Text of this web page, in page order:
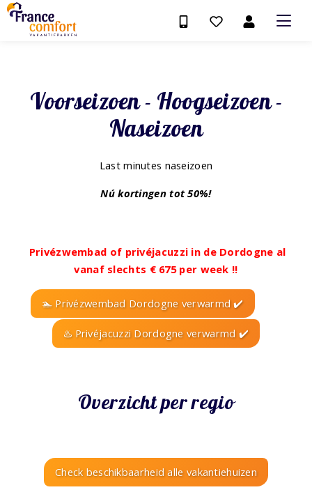
Voorseizoen - Hoogseizoen -
Naseizoen
Last minutes naseizoen
Nú kortingen tot 50%!
Privézwembad of privéjacuzzi in de Dordogne al
vanaf slechts € 675 per week !!
🏊 Privézwembad Dordogne verwarmd ✔️
♨️ Privéjacuzzi Dordogne verwarmd ✔️
Overzicht per regio
Check beschikbaarheid alle vakantiehuizen